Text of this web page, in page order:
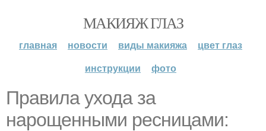
МАКИЯЖ ГЛАЗ
главная новости виды макияжа
цвет глаз
инструкции
фото
Правила ухода за
нарощенными ресницами: